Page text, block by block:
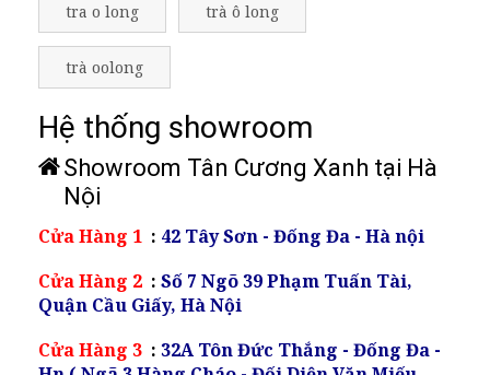
tra o long trà ô long
trà oolong
Hệ thống showroom
Showroom Tân Cương Xanh tại Hà
Nội
Cửa Hàng 1 : 42 Tây Sơn - Đống Đa - Hà nội
Cửa Hàng 2 : Số 7 Ngõ 39 Phạm Tuấn Tài,
Quận Cầu Giấy, Hà Nội
Cửa Hàng 3 : 32A Tôn Đức Thắng - Đống Đa -